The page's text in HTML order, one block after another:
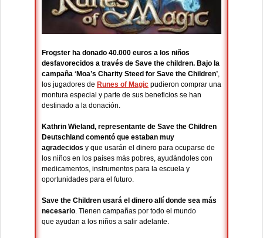
Frogster ha donado 40.000 euros a los niños
desfavorecidos a través de Save the children. Bajo la
campaña ‘ Moa’s Charity Steed for Save the Children’,
los jugadores de Runes of Magic pudieron comprar una
montura especial y parte de sus beneficios se han
destinado a la donación.
Kathrin Wieland, representante de Save the Children
Deutschland comentó que estaban muy
agradecidos y que usarán el dinero para ocuparse de
los niños en los países más pobres, ayudándoles con
medicamentos, instrumentos para la escuela y
oportunidades para el futuro.
Save the Children usará el dinero allí donde sea más
necesario. Tienen campañas por todo el mundo
que ayudan a los niños a salir adelante.